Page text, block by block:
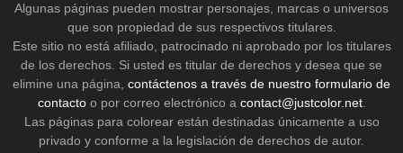
Algunas páginas pueden mostrar personajes, marcas o universos
que son propiedad de sus respectivos titulares.
Este sitio no está afiliado, patrocinado ni aprobado por los titulares
de los derechos. Si usted es titular de derechos y desea que se
elimine una página, contáctenos a través de nuestro formulario de
contactoo por correo electrónico a contact@justcolor.net.
Las páginas para colorear están destinadas únicamente a uso
privado y conforme a la legislación de derechos de autor.